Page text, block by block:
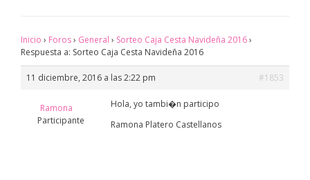
Inicio › Foros› General › Sorteo Caja Cesta Navideña 2016›
Respuesta a: Sorteo Caja Cesta Navideña 2016
11 diciembre, 2016 a las 2:22 pm #1853
Ramona
Participante
Hola, yo tambi�n participo
Ramona Platero Castellanos